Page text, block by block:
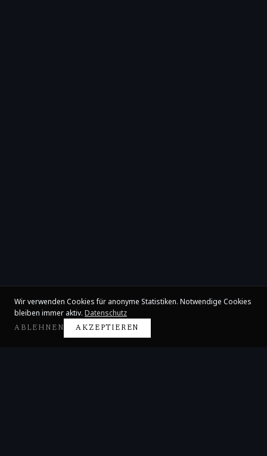
Wir verwenden Cookies für anonyme Statistiken. Notwendige Cookies
bleiben immer aktiv. Datenschutz
ABLEHNEN AKZEPTIEREN